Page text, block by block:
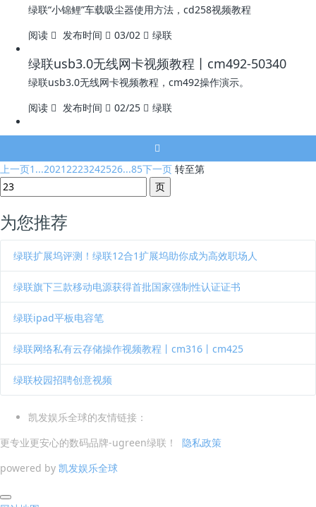
绿联“小锦鲤”车载吸尘器使用方法，cd258视频教程
阅读
发布时间 03/02 绿联
绿联usb3.0无线网卡视频教程丨cm492-50340
绿联usb3.0无线网卡视频教程，cm492操作演示。
阅读
发布时间 02/25 绿联
上一页1...20212223242526...85下一页 转至第
为您推荐
绿联扩展坞评测！绿联12合1扩展坞助你成为高效职场人
绿联旗下三款移动电源获得首批国家强制性认证证书
绿联ipad平板电容笔
绿联网络私有云存储操作视频教程丨cm316丨cm425
绿联校园招聘创意视频
凯发娱乐全球的友情链接：
更专业更安心的数码品牌-ugreen绿联！ 隐私政策
powered by 凯发娱乐全球